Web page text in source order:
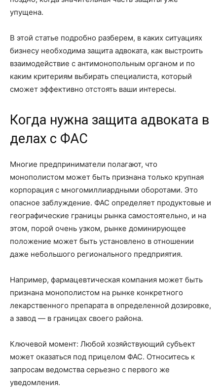
упущена.
В этой статье подробно разберем, в каких ситуациях
бизнесу необходима защита адвоката, как выстроить
взаимодействие с антимонопольным органом и по
каким критериям выбирать специалиста, который
сможет эффективно отстоять ваши интересы.
Когда нужна защита адвоката в
делах с ФАС
Многие предприниматели полагают, что
монополистом может быть признана только крупная
корпорация с многомиллиардными оборотами. Это
опасное заблуждение. ФАС определяет продуктовые и
географические границы рынка самостоятельно, и на
этом, порой очень узком, рынке доминирующее
положение может быть установлено в отношении
даже небольшого регионального предприятия.
Например, фармацевтическая компания может быть
признана монополистом на рынке конкретного
лекарственного препарата в определенной дозировке,
а завод — в границах своего района.
Ключевой момент: Любой хозяйствующий субъект
может оказаться под прицелом ФАС. Относитесь к
запросам ведомства серьезно с первого же
уведомления.